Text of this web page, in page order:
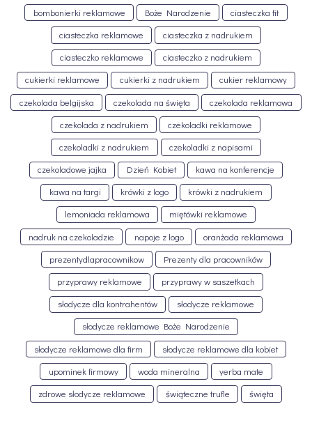
bombonierki reklamowe Boże Narodzenie ciasteczka fit
ciasteczka reklamowe ciasteczka z nadrukiem
ciasteczko reklamowe ciasteczko z nadrukiem
cukierki reklamowe cukierki z nadrukiem cukier reklamowy
czekolada belgijska czekolada na święta czekolada reklamowa
czekolada z nadrukiem czekoladki reklamowe
czekoladki z nadrukiem czekoladki z napisami
czekoladowe jajka Dzień Kobiet kawa na konferencje
kawa na targi krówki z logo krówki z nadrukiem
lemoniada reklamowa miętówki reklamowe
nadruk na czekoladzie napoje z logo oranżada reklamowa
prezentydlapracownikow Prezenty dla pracowników
przyprawy reklamowe przyprawy w saszetkach
słodycze dla kontrahentów słodycze reklamowe
słodycze reklamowe Boże Narodzenie
słodycze reklamowe dla firm słodycze reklamowe dla kobiet
upominek firmowy woda mineralna yerba mate
zdrowe słodycze reklamowe świąteczne trufle święta